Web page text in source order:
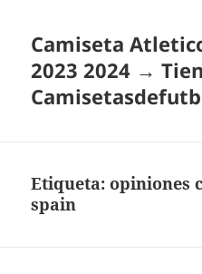
Camiseta
2023 2024 →
Etiqueta:opiniones
spain